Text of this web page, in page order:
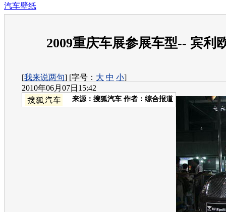
汽车壁纸
2009重庆车展参展车型-- 宾利
[我来说两句] [字号： 大 中 小]
2010年06月07日15:42
来源： 搜狐汽车 作者：综合报道